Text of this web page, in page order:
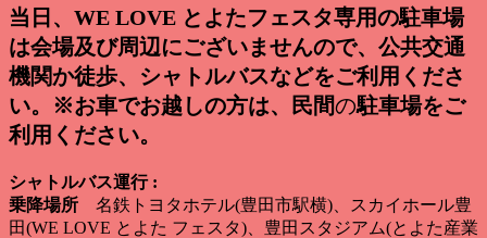
当日、WE LOVE とよたフェスタ専用の駐車場
は会場及び周辺にございませんので、公共交通
機関か徒歩、シャトルバスなどをご利用くださ
い。※お車でお越しの方は、民間の駐車場をご
利用ください。
シャトルバス運行 :
乗降場所 名鉄トヨタホテル(豊田市駅横)、スカイホール豊
田(WE LOVE とよた フェスタ)、豊田スタジアム(とよた産業